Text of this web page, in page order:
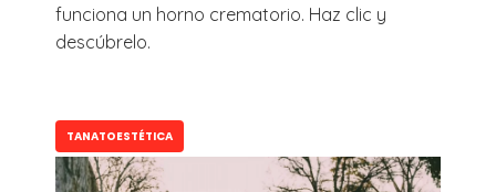
funciona un horno crematorio. Haz clic y
descúbrelo.
TANATOESTÉTICA